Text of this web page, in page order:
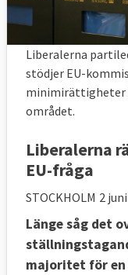
Liberalerna
stödjer EU-
minimirättigheter
området.
Liberalerna
EU-fråga
STOCKHOLM 2
Länge såg det
majoritet för en